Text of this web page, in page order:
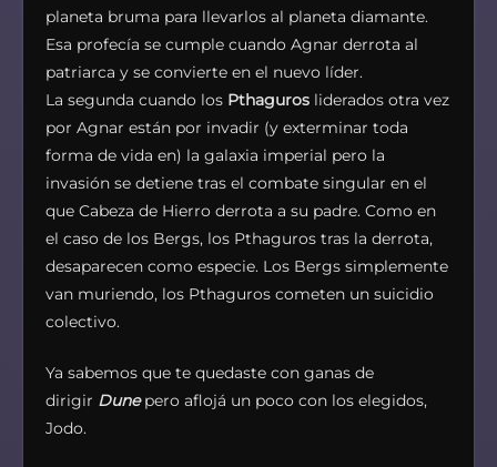
planeta bruma para llevarlos al planeta diamante.
Esa profecía se cumple cuando Agnar derrota al
patriarca y se convierte en el nuevo líder.
La segunda cuando los Pthaguros liderados otra vez
por Agnar están por invadir (y exterminar toda
forma de vida en) la galaxia imperial pero la
invasión se detiene tras el combate singular en el
que Cabeza de Hierro derrota a su padre. Como en
el caso de los Bergs, los Pthaguros tras la derrota,
desaparecen como especie. Los Bergs simplemente
van muriendo, los Pthaguros cometen un suicidio
colectivo.
Ya sabemos que te quedaste con ganas de
dirigir Dunepero aflojá un poco con los elegidos,
Jodo.